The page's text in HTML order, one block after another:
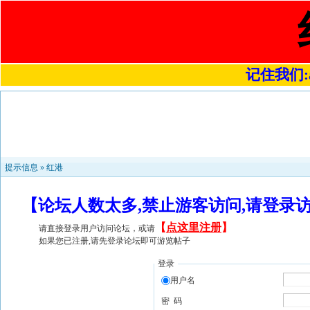
记住我们
提示信息 » 红港
【论坛人数太多,禁止游客访问,请登
请直接登录用户访问论坛，或请 【 点这里注册】
如果您已注册,请先登录论坛即可游览帖子
登录
用户名
密 码